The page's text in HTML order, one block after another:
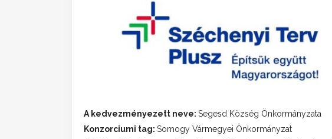
A kedvezményezett neve: Segesd Község Önkormányzata
Konzorciumi tag: Somogy Vármegyei Önkormányzat